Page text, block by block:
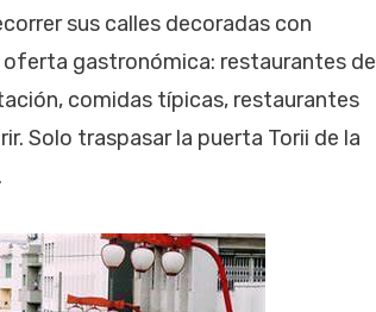
sus calles decoradas con
gastronómica: restaurantes de
comidas típicas, restaurantes
Solo traspasar la puerta Torii de la